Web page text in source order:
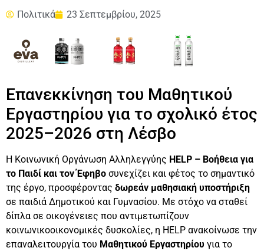
Πολιτικά 23 Σεπτεμβρίου, 2025
Επανεκκίνηση του Μαθητικού
Εργαστηρίου για το σχολικό έτος
2025–2026 στη Λέσβο
Η Κοινωνική Οργάνωση Αλληλεγγύης HELP – Βοήθεια για
το Παιδί και τον Έφηβο συνεχίζει και φέτος το σημαντικό
της έργο, προσφέροντας δωρεάν μαθησιακή υποστήριξη
σε παιδιά Δημοτικού και Γυμνασίου. Με στόχο να σταθεί
δίπλα σε οικογένειες που αντιμετωπίζουν
κοινωνικοοικονομικές δυσκολίες, η HELP ανακοίνωσε την
επαναλειτουργία του Μαθητικού Εργαστηρίου για το